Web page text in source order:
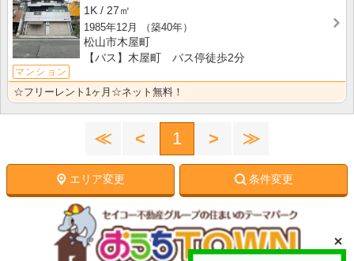
マンション
1K
27㎡
1985年12月
（築40年）
松山市木屋町
【バス】木屋町 バス停徒歩2分
☆フリーレント1ヶ月☆ネット無料！
≪ < 1 > ≫
エリア変更 条件変更